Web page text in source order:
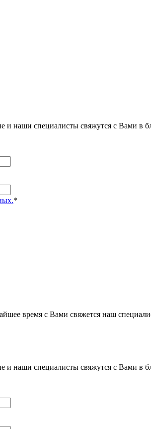
и наши специалисты свяжутся с Вами в
*
время с Вами свяжется наш
и наши специалисты свяжутся с Вами в